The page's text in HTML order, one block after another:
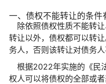
一、债权不能转让的条件
除依照债权性质不能转
转让以外，债权都可以转
务人，否则该转让对债务人
根据2022年实施的《民
权人可以将债权的全部或